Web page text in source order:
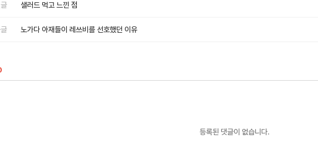
샐러드 먹고 느낀 점
노가다 아재들이 레쓰비를 선호했던 이유
등록된 댓글이 없습니다.